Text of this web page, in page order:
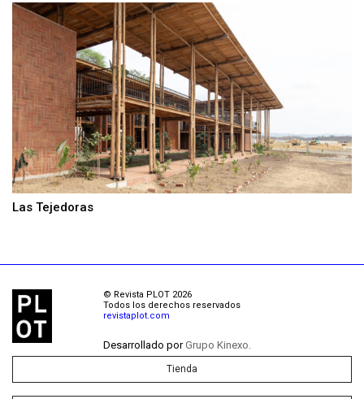
Las Tejedoras
© Revista PLOT 2026
Todos los derechos reservados
revistaplot.com
Desarrollado porGrupo Kinexo.
Tienda